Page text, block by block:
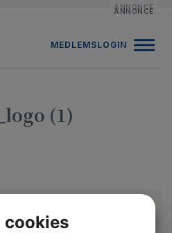
ANNONCE
ANNONCE
MEDLEMSLOGIN
(1)
cookies